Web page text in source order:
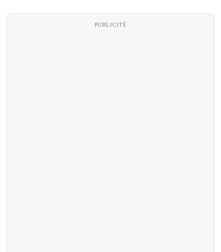
PUBLICITÉ